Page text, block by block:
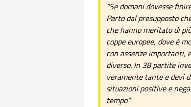
"Se domani dovesse
Parto dal presupposto
che hanno meritato di
coppe europee, dove è
con assenze importanti,
diverso. In 38 partite
veramente tante e devi
situazioni positive e
tempo"